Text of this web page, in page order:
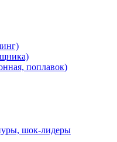
поплавок)
шок-лидеры